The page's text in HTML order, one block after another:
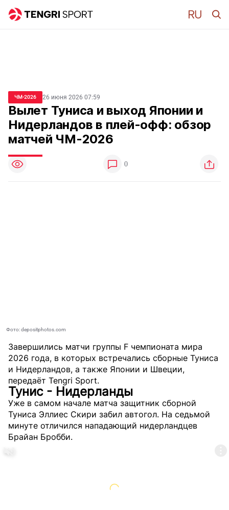
ЧМ-2026 26 июня 2026 07:59
Вылет Туниса и выход Японии и
Нидерландов в плей-офф: обзор
матчей ЧМ-2026
0
Фото: depositphotos.com
Завершились матчи группы F чемпионата мира
2026 года, в которых встречались сборные Туниса
и Нидерландов, а также Японии и Швеции,
передаёт Tengri Sport.
Тунис - Нидерланды
Уже в самом начале матча защитник сборной
Туниса Эллиес Скири забил автогол. На седьмой
минуте отличился нападающий нидерландцев
Брайан Бробби.